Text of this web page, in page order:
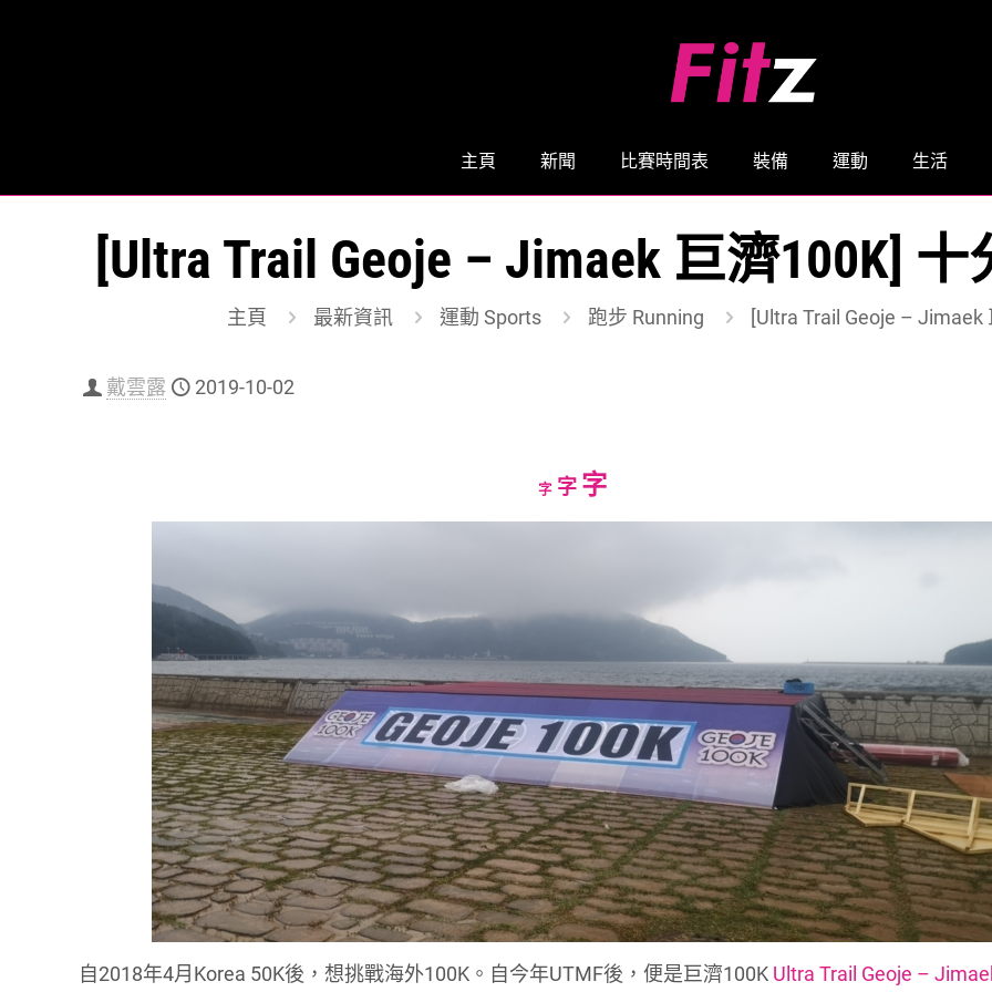
主頁 新聞 比賽時間表 裝備 運動 生活
[Ultra Trail Geoje – Jimaek 巨濟100K]
主頁 最新資訊 運動 Sports 跑步 Running [Ultra Trail Geoje –
戴雲露 2019-10-02
字Decrease
字Reset
字Increase
font
自2018年4月Korea 50K後，想挑戰海外100K。自今年UTMF後，便是巨濟100K Ultra Trail Geoje –